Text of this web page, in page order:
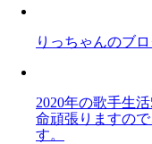
りっちゃんのブ
2020年の歌手生
命頑張りますの
す。